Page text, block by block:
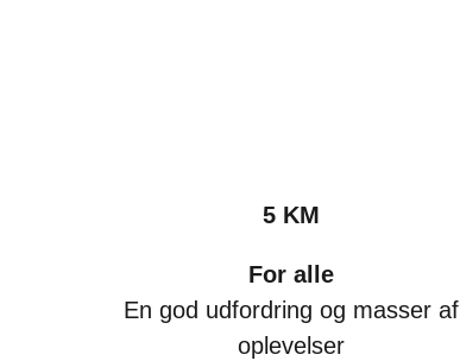
5 KM
For alle
En god udfordring og masser af
oplevelser